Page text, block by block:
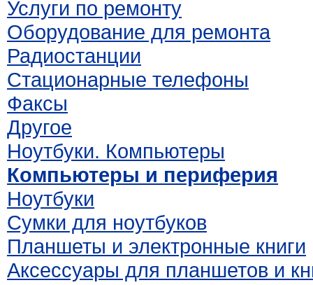
Услуги по ремонту
Оборудование для ремонта
Радиостанции
Стационарные телефоны
Факсы
Другое
Ноутбуки. Компьютеры
Компьютеры и периферия
Ноутбуки
Сумки для ноутбуков
Планшеты и электронные книги
Аксессуары для планшетов и